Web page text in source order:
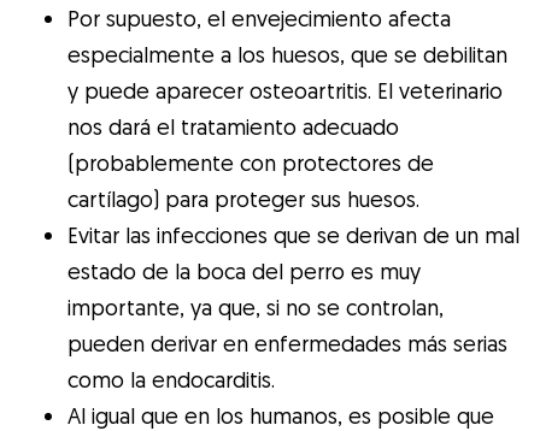
Por supuesto, el envejecimiento afecta
especialmente a los huesos, que se debilitan
y puede aparecer osteoartritis. El veterinario
nos dará el tratamiento adecuado
(probablemente con protectores de
cartílago) para proteger sus huesos.
Evitar las infecciones que se derivan de un mal
estado de la boca del perro es muy
importante, ya que, si no se controlan,
pueden derivar en enfermedades más serias
como la endocarditis.
Al igual que en los humanos, es posible que